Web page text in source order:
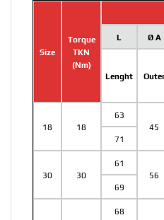
Size
Torque
TKN
(Nm)
L Ø A
Lenght
18 18
63
45
71
30 30
61
56
69
68